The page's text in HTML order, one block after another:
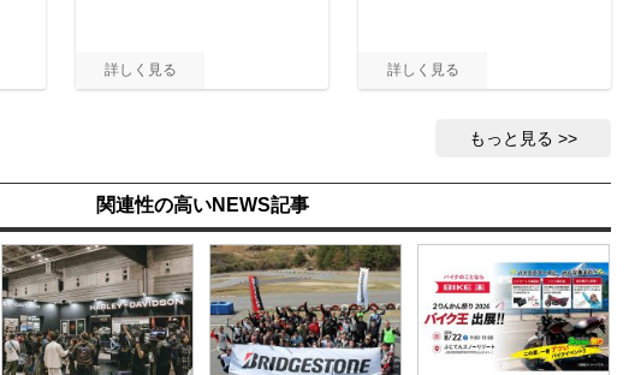
もっと見る
関連性の高いNEWS記事